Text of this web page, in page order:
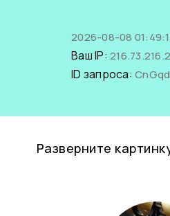
2026-08-08
Ваш IP:
ID запроса:
Разверните